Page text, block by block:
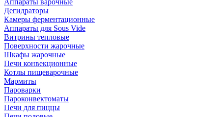
Аппараты варочные
Дегидраторы
Камеры ферментационные
Аппараты для Sous Vide
Витрины тепловые
Поверхности жарочные
Шкафы жарочные
Печи конвекционные
Котлы пищеварочные
Мармиты
Пароварки
Пароконвектоматы
Печи для пиццы